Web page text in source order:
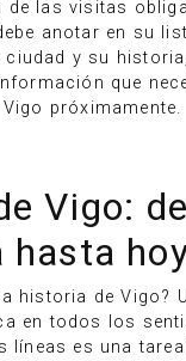
de las visitas
anotar en su
ciudad y su
que
próximamente.
Vigo:
hasta
historia de Vigo?
en todos los
líneas es una